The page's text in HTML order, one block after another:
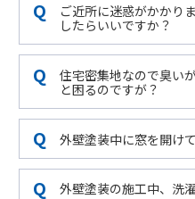
ご近所に迷惑がかかり
したらいいですか？
住宅密集地なので臭い
と困るのですが？
外壁塗装中に窓を開け
外壁塗装の施工中、洗